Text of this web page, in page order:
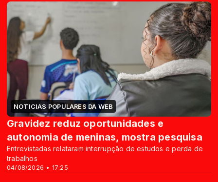
NOTICIAS POPULARES DA WEB
04/08/2026 • 17:25
Gravidez reduz oportunidades e
autonomia de meninas, mostra pesquisa
Entrevistadas relataram interrupção de estudos e perda de
trabalhos